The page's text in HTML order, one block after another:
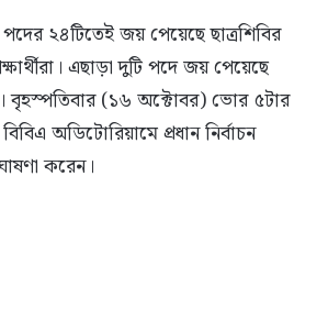
২৪টিতেই জয় পেয়েছে ছাত্রশিবির
এছাড়া দুটি পদে জয় পেয়েছে
বৃহস্পতিবার (১৬ অক্টোবর) ভোর ৫টার
অডিটোরিয়ামে প্রধান নির্বাচন
করেন।